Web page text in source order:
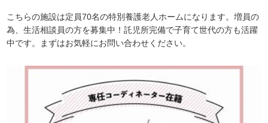
こちらの施設は定員70名の特別養護老人ホームになります。増員の
為、生活相談員の方を募集中！託児所完備で子育て世代の方も活躍
中です。まずはお気軽にお問い合わせください。